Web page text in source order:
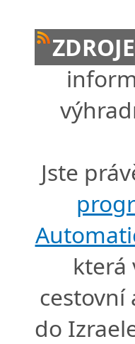
Jste
která
cestovní
do